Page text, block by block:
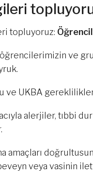
topluyoruz:
öğrencilerimizin ve
ve UKBA
alerjiler, tıbbi
amaçları
veya vasinin